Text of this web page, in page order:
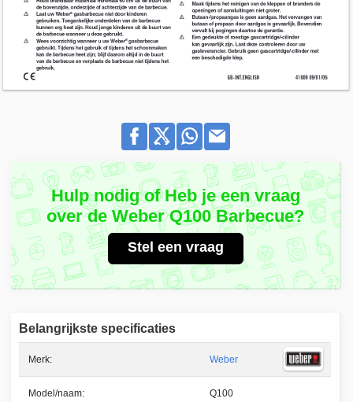
Hulp nodig of Heb je een vraag
over de Weber Q100 Barbecue?
Stel een vraag
Belangrijkste specificaties
Merk: Weber
Model/naam: Q100